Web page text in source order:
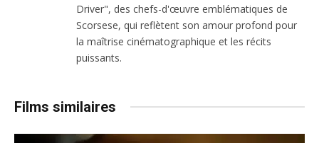
Driver", des chefs-d'œuvre emblématiques de
Scorsese, qui reflètent son amour profond pour
la maîtrise cinématographique et les récits
puissants.
Films similaires